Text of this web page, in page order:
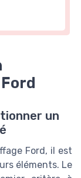
un
Ford, il est
éléments. Le